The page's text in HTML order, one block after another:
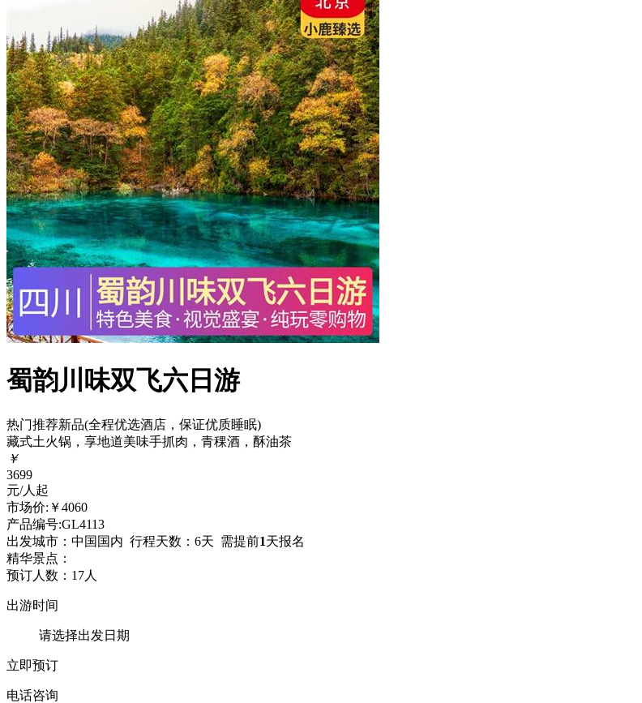
蜀韵川味双飞六日游
热门推荐新品(全程优选酒店，保证优质睡眠)
藏式土火锅，享地道美味手抓肉，青稞酒，酥油茶
￥
3699
元/人起
市场价:￥4060
产品编号:GL4113
出发城市：中国国内 行程天数：6天 需提前1天报名
精华景点：
预订人数： 17人
出游时间
请选择出发日期
立即预订
电话咨询